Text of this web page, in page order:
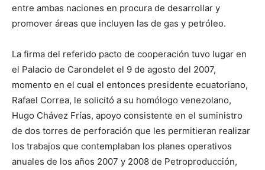
entre ambas naciones en procura de desarrollar y
promover áreas que incluyen las de gas y petróleo.
La firma del referido pacto de cooperación tuvo lugar en
el Palacio de Carondelet el 9 de agosto del 2007,
momento en el cual el entonces presidente ecuatoriano,
Rafael Correa, le solicitó a su homólogo venezolano,
Hugo Chávez Frías, apoyo consistente en el suministro
de dos torres de perforación que les permitieran realizar
los trabajos que contemplaban los planes operativos
anuales de los años 2007 y 2008 de Petroproducción,